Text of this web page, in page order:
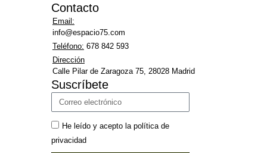
Contacto
Email:
info@espacio75.com
Teléfono: 678 842 593
Dirección
Calle Pilar de Zaragoza 75, 28028 Madrid
Suscríbete
He leído y acepto la política de
privacidad